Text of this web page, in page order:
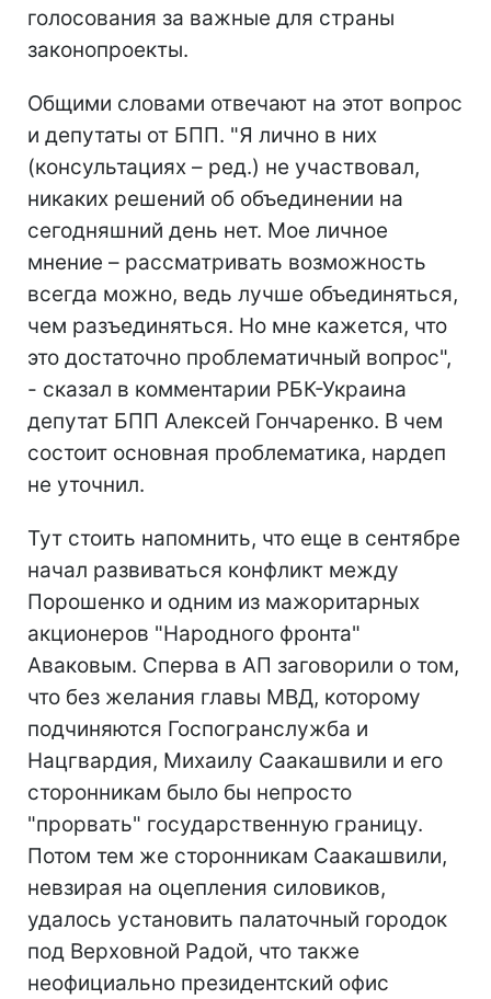
голосования за важные для страны
законопроекты.
Общими словами отвечают на этот вопрос
и депутаты от БПП. "Я лично в них
(консультациях – ред.) не участвовал,
никаких решений об объединении на
сегодняшний день нет. Мое личное
мнение – рассматривать возможность
всегда можно, ведь лучше объединяться,
чем разъединяться. Но мне кажется, что
это достаточно проблематичный вопрос",
- сказал в комментарии РБК-Украина
депутат БПП Алексей Гончаренко. В чем
состоит основная проблематика, нардеп
не уточнил.
Тут стоить напомнить, что еще в сентябре
начал развиваться конфликт между
Порошенко и одним из мажоритарных
акционеров "Народного фронта"
Аваковым. Сперва в АП заговорили о том,
что без желания главы МВД, которому
подчиняются Госпогранслужба и
Нацгвардия, Михаилу Саакашвили и его
сторонникам было бы непросто
"прорвать" государственную границу.
Потом тем же сторонникам Саакашвили,
невзирая на оцепления силовиков,
удалось установить палаточный городок
под Верховной Радой, что также
неофициально президентский офис